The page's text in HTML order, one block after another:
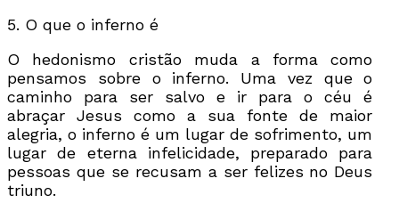
5. O que o inferno é
O hedonismo cristão muda a forma como
pensamos sobre o inferno. Uma vez que o
caminho para ser salvo e ir para o céu é
abraçar Jesus como a sua fonte de maior
alegria, o inferno é um lugar de sofrimento, um
lugar de eterna infelicidade, preparado para
pessoas que se recusam a ser felizes no Deus
triuno.